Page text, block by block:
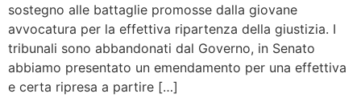
sostegno alle battaglie promosse dalla giovane
avvocatura per la effettiva ripartenza della giustizia. I
tribunali sono abbandonati dal Governo, in Senato
abbiamo presentato un emendamento per una effettiva
e certa ripresa a partire […]